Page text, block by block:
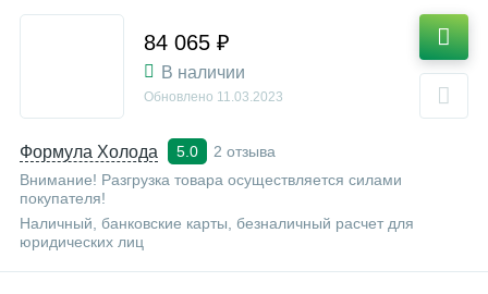
Формула Холода 5.0
2 отзыва
Внимание! Разгрузка товара осуществляется силами
покупателя!
Наличный, банковские карты, безналичный расчет для
юридических лиц
84 065 ₽
В наличии
Обновлено 11.03.2023